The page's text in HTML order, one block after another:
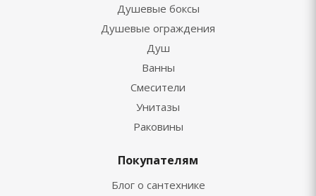
Душевые боксы
Душевые ограждения
Душ
Ванны
Смесители
Унитазы
Раковины
Покупателям
Блог о сантехнике